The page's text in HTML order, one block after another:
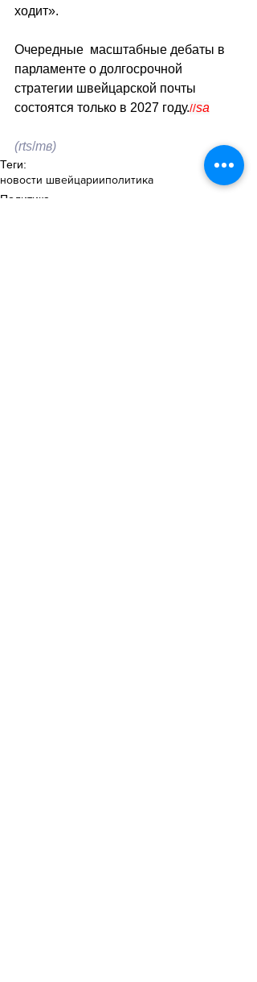
ходит».
Очередные  масштабные дебаты в
парламенте о долгосрочной
стратегии швейцарской почты
состоятся только в 2027 году.//sa
(rts/тв)
Теги:
новости швейцарииполитика
Политика